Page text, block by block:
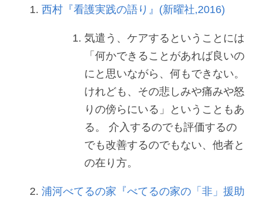
西村『看護実践の語り』(新曜社,2016)
気遣う、ケアするということには
「何かできることがあれば良いの
にと思いながら、何もできない。
けれども、その悲しみや痛みや怒
りの傍らにいる」ということもあ
る。 介入するのでも評価するの
でも改善するのでもない、他者と
の在り方。
浦河べてるの家『べてるの家の「非」援助